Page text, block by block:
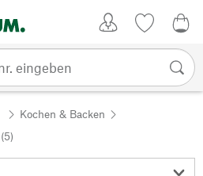
Kochen & Backen
(5)